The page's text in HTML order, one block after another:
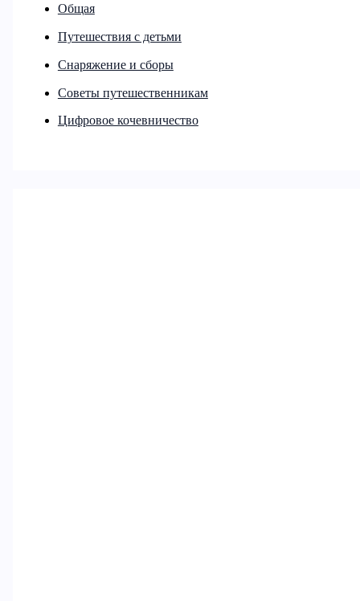
Общая
Путешествия с детьми
Снаряжение и сборы
Советы путешественникам
Цифровое кочевничество